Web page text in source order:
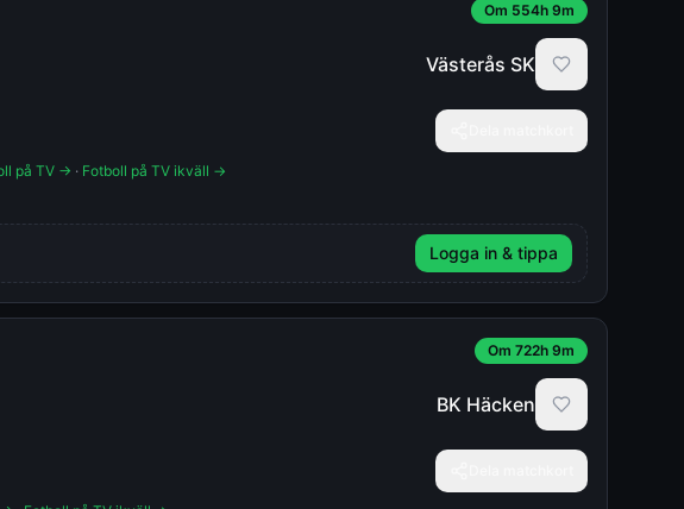
Om 554h 9m
Västerås SK
på TV → · Fotboll på TV ikväll →
Logga in & tippa
Om 722h 9m
BK Häcken